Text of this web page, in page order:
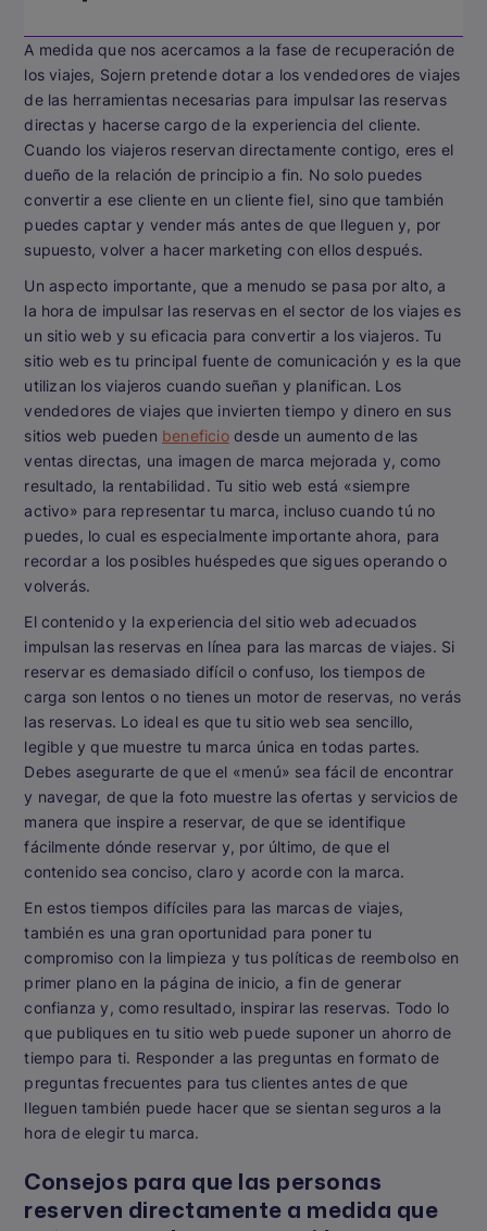
A medida que nos acercamos a la fase de recuperación de
los viajes, Sojern pretende dotar a los vendedores de viajes
de las herramientas necesarias para impulsar las reservas
directas y hacerse cargo de la experiencia del cliente.
Cuando los viajeros reservan directamente contigo, eres el
dueño de la relación de principio a fin. No solo puedes
convertir a ese cliente en un cliente fiel, sino que también
puedes captar y vender más antes de que lleguen y, por
supuesto, volver a hacer marketing con ellos después.
Un aspecto importante, que a menudo se pasa por alto, a
la hora de impulsar las reservas en el sector de los viajes es
un sitio web y su eficacia para convertir a los viajeros. Tu
sitio web es tu principal fuente de comunicación y es la que
utilizan los viajeros cuando sueñan y planifican. Los
vendedores de viajes que invierten tiempo y dinero en sus
sitios web pueden beneficiodesde un aumento de las
ventas directas, una imagen de marca mejorada y, como
resultado, la rentabilidad. Tu sitio web está «siempre
activo» para representar tu marca, incluso cuando tú no
puedes, lo cual es especialmente importante ahora, para
recordar a los posibles huéspedes que sigues operando o
volverás.
El contenido y la experiencia del sitio web adecuados
impulsan las reservas en línea para las marcas de viajes. Si
reservar es demasiado difícil o confuso, los tiempos de
carga son lentos o no tienes un motor de reservas, no verás
las reservas. Lo ideal es que tu sitio web sea sencillo,
legible y que muestre tu marca única en todas partes.
Debes asegurarte de que el «menú» sea fácil de encontrar
y navegar, de que la foto muestre las ofertas y servicios de
manera que inspire a reservar, de que se identifique
fácilmente dónde reservar y, por último, de que el
contenido sea conciso, claro y acorde con la marca.
En estos tiempos difíciles para las marcas de viajes,
también es una gran oportunidad para poner tu
compromiso con la limpieza y tus políticas de reembolso en
primer plano en la página de inicio, a fin de generar
confianza y, como resultado, inspirar las reservas. Todo lo
que publiques en tu sitio web puede suponer un ahorro de
tiempo para ti. Responder a las preguntas en formato de
preguntas frecuentes para tus clientes antes de que
lleguen también puede hacer que se sientan seguros a la
hora de elegir tu marca.
Consejos para que las personas
reserven directamente a medida que